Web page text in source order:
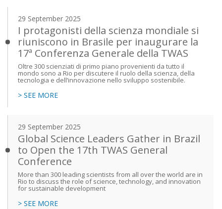
29 September 2025
I protagonisti della scienza mondiale si
riuniscono in Brasile per inaugurare la
17ª Conferenza Generale della TWAS
Oltre 300 scienziati di primo piano provenienti da tutto il
mondo sono a Rio per discutere il ruolo della scienza, della
tecnologia e dell’innovazione nello sviluppo sostenibile.
> SEE MORE
29 September 2025
Global Science Leaders Gather in Brazil
to Open the 17th TWAS General
Conference
More than 300 leading scientists from all over the world are in
Rio to discuss the role of science, technology, and innovation
for sustainable development
> SEE MORE